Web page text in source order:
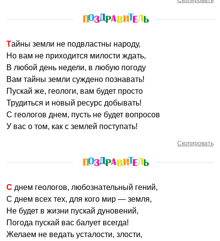
Тайны земли не подвластны народу,
Но вам не приходится милости ждать,
В любой день недели, в любую погоду
Вам тайны земли суждено познавать!
Пускай же, геологи, вам будет просто
Трудиться и новый ресурс добывать!
С геологов днем, пусть не будет вопросов
У вас о том, как с землей поступать!
Скопировать
С днем геологов, любознательный гений,
С днем всех тех, для кого мир — земля,
Не будет в жизни пускай дуновений,
Погода пускай вас балует всегда!
Желаем не ведать усталости, злости,